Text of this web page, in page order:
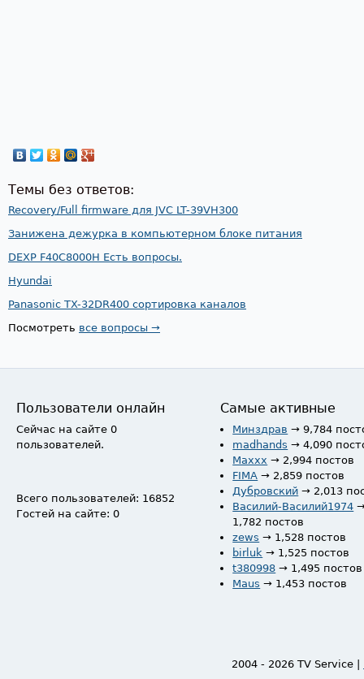
Темы без ответов:
Recovery/Full firmware для JVC LT-39VH300
Занижена дежурка в компьютерном блоке питания
DEXP F40C8000H Есть вопросы.
Hyundai
Panasonic TX-32DR400 сортировка каналов
Посмотреть все вопросы →
Пользователи онлайн
Сейчас на сайте 0
пользователей.
Всего пользователей: 16852
Гостей на сайте: 0
Самые активные
Минздрав → 9,784
madhands → 4,090
Maxxx → 2,994 постов
FIMA → 2,859 постов
Дубровский → 2,013
Василий-Василий1974
1,782 постов
zews → 1,528 постов
birluk → 1,525 постов
t380998 → 1,495 постов
Maus → 1,453 постов
2004 - 2026 TV Service |